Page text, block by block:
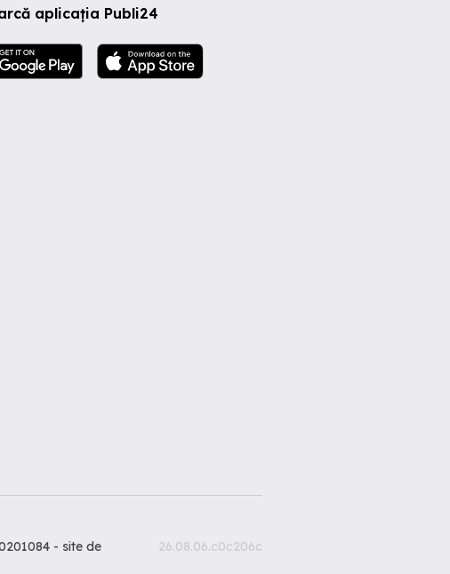
aplicația Publi24
- site de
26.08.06.c0c206c